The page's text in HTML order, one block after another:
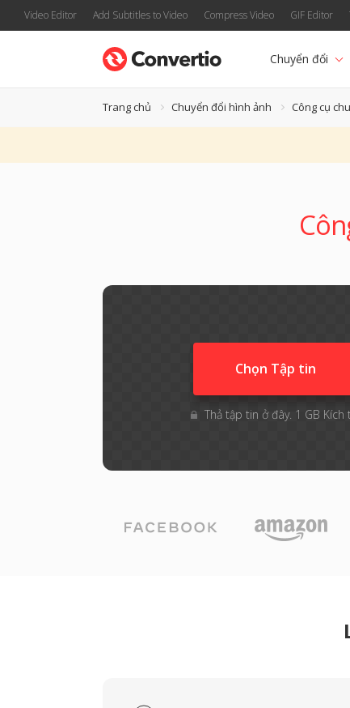
Video Editor Add Subtitles to Video Compress Video GIF Editor
Chuyển đổi
Trang chủ Chuyển đổi hình ảnh Công cụ
Chọn Tập tin
Thả tập tin ở đây. 1 GB